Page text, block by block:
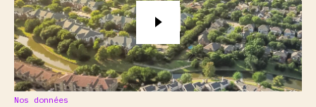
Nos données